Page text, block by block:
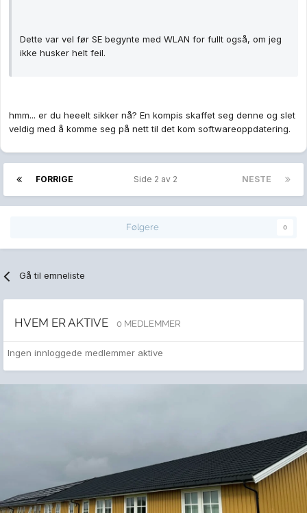
Dette var vel før SE begynte med WLAN for fullt også, om jeg
ikke husker helt feil.
hmm... er du heeelt sikker nå? En kompis skaffet seg denne og slet
veldig med å komme seg på nett til det kom softwareoppdatering.
FORRIGE NESTE
Side 2 av 2
Følgere 0
Gå til emneliste
HVEM ER AKTIVE 0 MEDLEMMER
Ingen innloggede medlemmer aktive